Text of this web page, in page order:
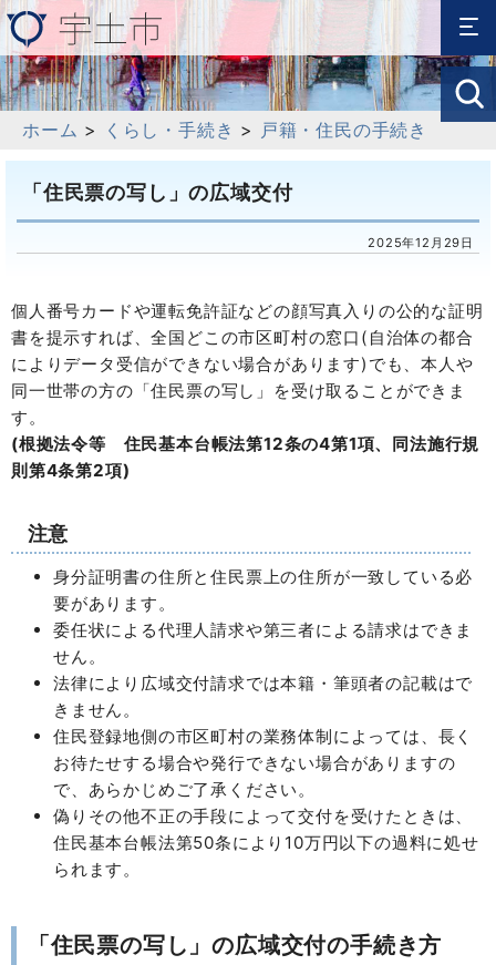
ホーム > くらし・手続き > 戸籍・住民の手続き
「住民票の写し」の広域交付
2025年12月29日
個人番号カードや運転免許証などの顔写真入りの公的な証明
書を提示すれば、全国どこの市区町村の窓口(自治体の都合
によりデータ受信ができない場合があります)でも、本人や
同一世帯の方の「住民票の写し」を受け取ることができま
す。
(根拠法令等 住民基本台帳法第12条の4第1項、同法施行規
則第4条第2項)
注意
身分証明書の住所と住民票上の住所が一致している必
要があります。
委任状による代理人請求や第三者による請求はできま
せん。
法律により広域交付請求では本籍・筆頭者の記載はで
きません。
住民登録地側の市区町村の業務体制によっては、長く
お待たせする場合や発行できない場合がありますの
で、あらかじめご了承ください。
偽りその他不正の手段によって交付を受けたときは、
住民基本台帳法第50条により10万円以下の過料に処せ
られます。
「住民票の写し」の広域交付の手続き方